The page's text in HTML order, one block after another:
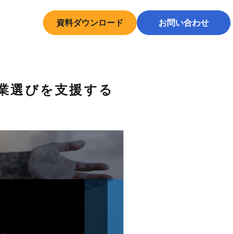
資料ダウンロード お問い合わせ
選びを支援する